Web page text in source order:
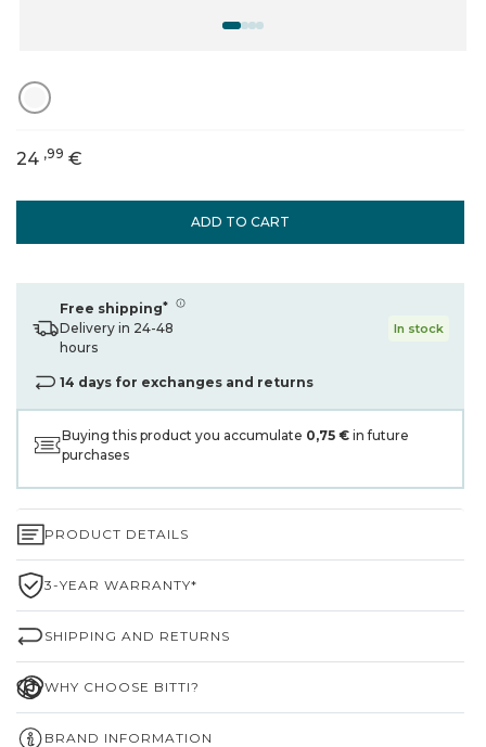
ADD TO CART
24 ,99 €
Free shipping*
Delivery in 24-48
hours
In stock
14 days for exchanges and returns
Buying this product you accumulate 0,75 € in future
purchases
PRODUCT DETAILS
3-YEAR WARRANTY*
SHIPPING AND RETURNS
WHY CHOOSE BITTI?
BRAND INFORMATION